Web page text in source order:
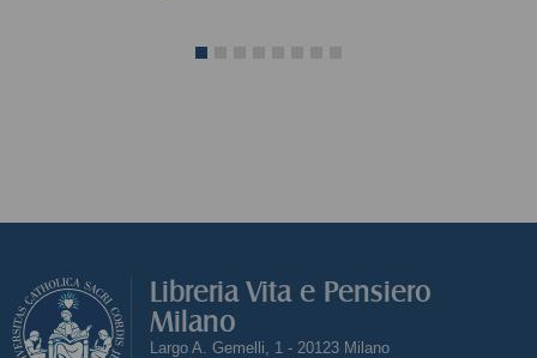
Libreria Vita e Pensiero
Milano
Largo A. Gemelli, 1 - 20123 Milano